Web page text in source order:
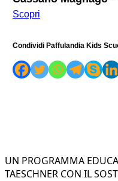
Scopri
Condividi Paffulandia Kids
UN PROGRAMMA
TAESCHNER CON IL